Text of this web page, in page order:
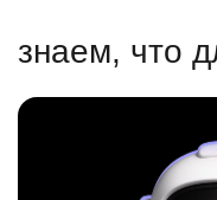
знаем, что